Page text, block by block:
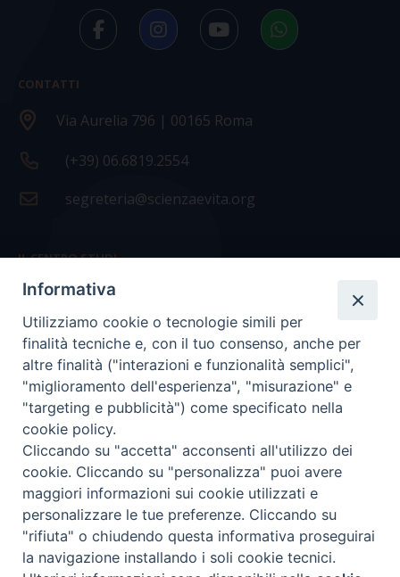
CONTATTI
Via Aurelia 796 | 00165 Roma
(+39) 06.6819.2554
segreteria@scienzaevita.org
IL CENTRO STUDI
La nostra storia
Statuto
Presidenza e ufficio presidenza
Consiglio scientifico
Coordinamento nazionale
COPYRIGHT Scienza & Vita - C.F96600690588- Tutti i
diritti -Privacy- Credits
Informativa
Utilizziamo cookie o tecnologie simili per
finalità tecniche e, con il tuo consenso, anche per
altre finalità ("interazioni e funzionalità semplici",
"miglioramento dell'esperienza", "misurazione" e
"targeting e pubblicità") come specificato nella
cookie policy.
Cliccando su "accetta" acconsenti all'utilizzo dei
cookie. Cliccando su "personalizza" puoi avere
maggiori informazioni sui cookie utilizzati e
personalizzare le tue preferenze. Cliccando su
"rifiuta" o chiudendo questa informativa proseguirai
la navigazione installando i soli cookie tecnici.